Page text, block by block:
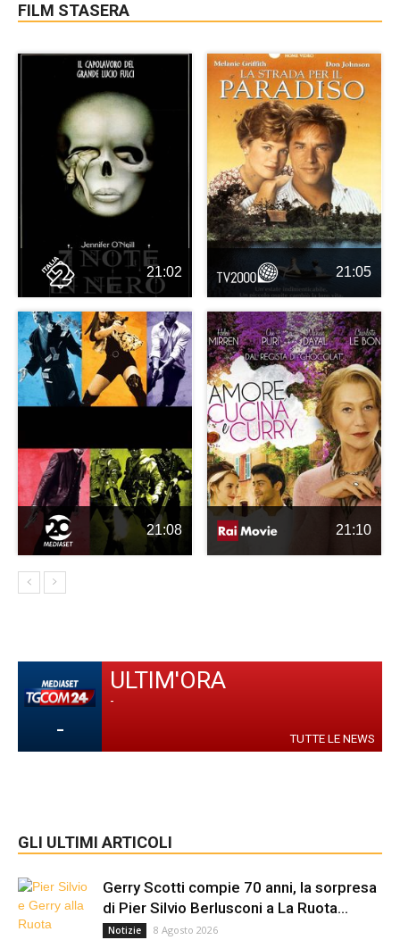
FILM STASERA
21:02 21:05
21:08 21:10
-
ULTIM'ORA
-
TUTTE LE NEWS
GLI ULTIMI ARTICOLI
Gerry Scotti compie 70 anni, la sorpresa
di Pier Silvio Berlusconi a La Ruota...
Notizie 8 Agosto 2026